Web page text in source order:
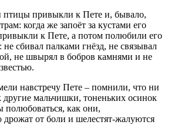
птицы привыкли к Пете и, бывало,
когда же запоёт за кустами его
к Пете, а потом полюбили его
не сбивал палками гнёзд, не связывал
не швырял в бобров камнями и не
навстречу Пете – помнили, что ни
другие мальчишки, тоненьких осинок
полюбоваться, как они,
от боли и шелестят-жалуются